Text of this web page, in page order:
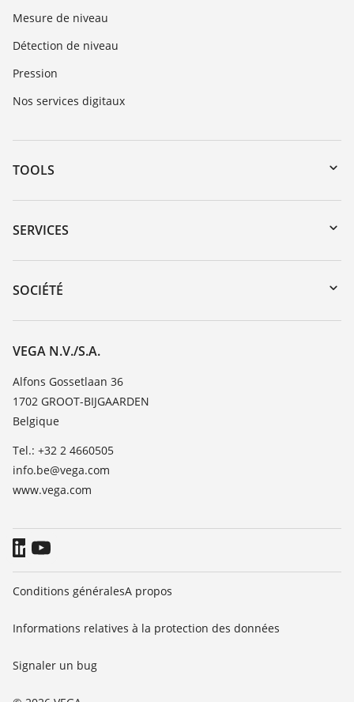
Mesure de niveau
Détection de niveau
Pression
Nos services digitaux
TOOLS
Téléchargements
Recherche par numéro de série
DTM Collection/PACTware
SERVICES
Retour d'appareil
Formations
Liste de compatibilité chimique
TeamViewer
SOCIÉTÉ
Carrière
À propos de VEGA
Contact
News
Presse
Blog
VEGA N.V./S.A.
Alfons Gossetlaan 36
1702 GROOT-BIJGAARDEN
Belgique
Tel.: +32 2 4660505
info.be@vega.com
www.vega.com
Conditions généralesA propos
Informations relatives à la protection des données
Signaler un bug